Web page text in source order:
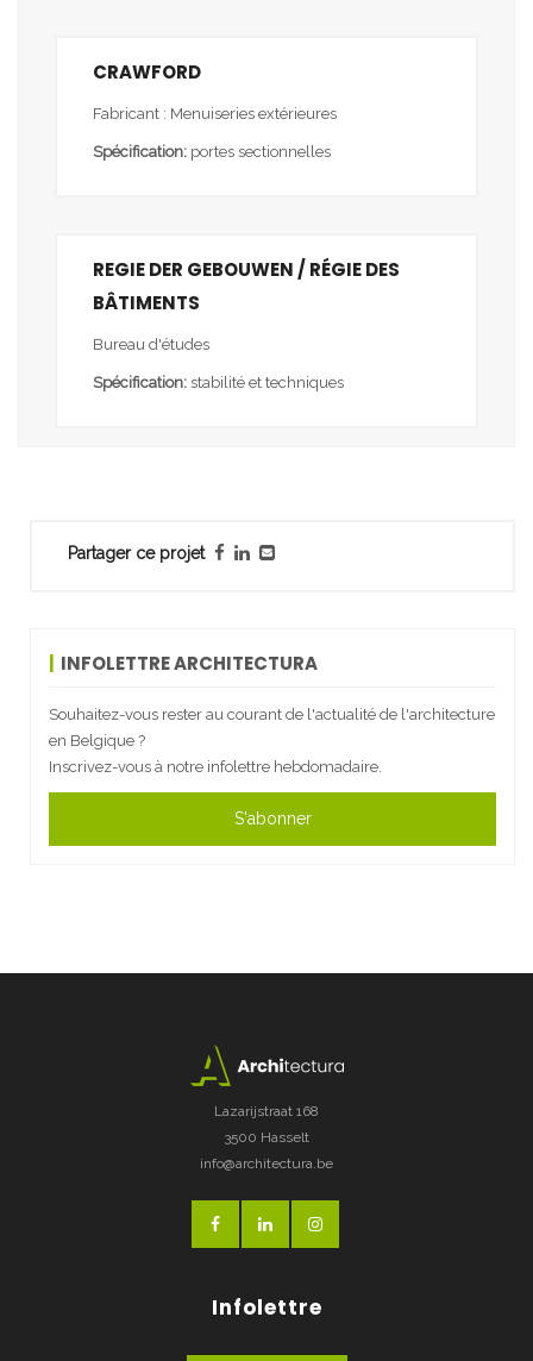
Partager ce projet
INFOLETTRE ARCHITECTURA
Souhaitez-vous rester au courant de l'actualité de l'architecture
en Belgique ?
Inscrivez-vous à notre infolettre hebdomadaire.
S'abonner
CRAWFORD
Fabricant : Menuiseries extérieures
Spécification: portes sectionnelles
REGIE DER GEBOUWEN / RÉGIE DES
BÂTIMENTS
Bureau d'études
Spécification: stabilité et techniques
Lazarijstraat 168
3500 Hasselt
info@architectura.be
Infolettre